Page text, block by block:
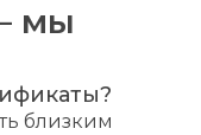
мы
близким